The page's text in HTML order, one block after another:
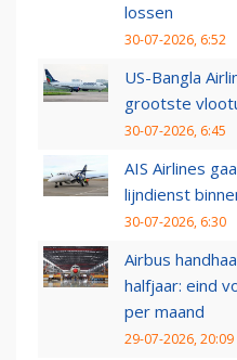
lossen
30-07-2026, 6:52
US-Bangla
grootste
30-07-2026, 6:45
AIS Airlines
lijndienst
30-07-2026, 6:30
Airbus
halfjaar: eind
per maand
29-07-2026, 20:09